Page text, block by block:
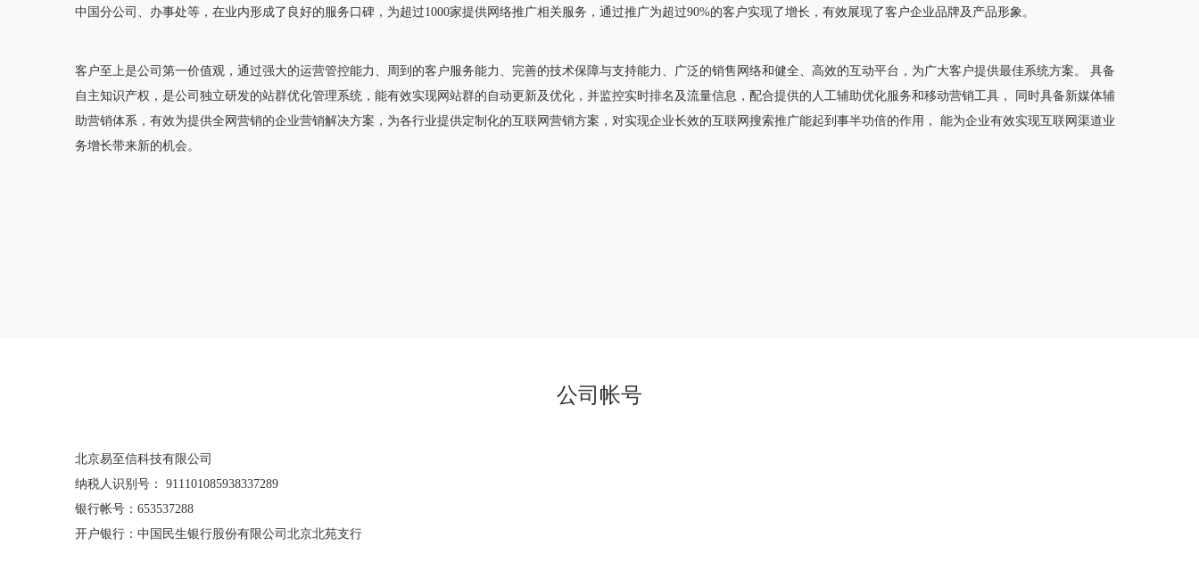
中国分公司、办事处等，在业内形成了良好的服务口碑，为超过1000家提供网络推广相关服务，通过推广为超过90%的客户实现了增长，有效展现了客户企业品牌及产品形象。
客户至上是公司第一价值观，通过强大的运营管控能力、周到的客户服务能力、完善的技术保障与支持能力、广泛的销售网络和健全、高效的互动平台，为广大客户提供最佳系统方案。 具备
自主知识产权，是公司独立研发的站群优化管理系统，能有效实现网站群的自动更新及优化，并监控实时排名及流量信息，配合提供的人工辅助优化服务和移动营销工具， 同时具备新媒体辅
助营销体系，有效为提供全网营销的企业营销解决方案，为各行业提供定制化的互联网营销方案，对实现企业长效的互联网搜索推广能起到事半功倍的作用， 能为企业有效实现互联网渠道业
务增长带来新的机会。
公司帐号
北京易至信科技有限公司
纳税人识别号： 911101085938337289
银行帐号：653537288
开户银行：中国民生银行股份有限公司北京北苑支行